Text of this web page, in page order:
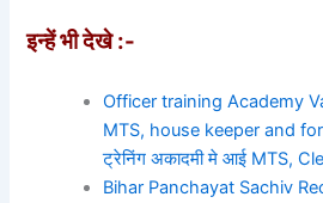
इन्हें भी देखे :-
Officer training Academy
MTS, house keeper and
ट्रेनिंग अकादमी मे आई MTS,
Bihar Panchayat Sachiv